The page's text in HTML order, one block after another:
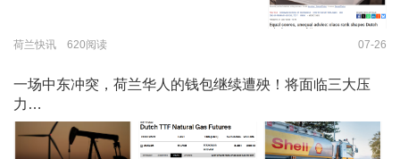
荷兰快讯 620阅读 07-26
一场中东冲突，荷兰华人的钱包继续遭殃！将面临三大压
力…